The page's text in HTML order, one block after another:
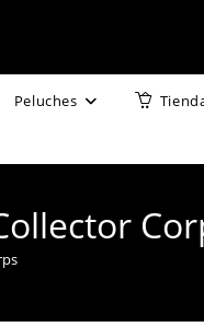
Peluches